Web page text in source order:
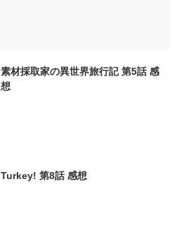
素材採取家の異世界旅行記 第5話 感
想
Turkey! 第8話 感想